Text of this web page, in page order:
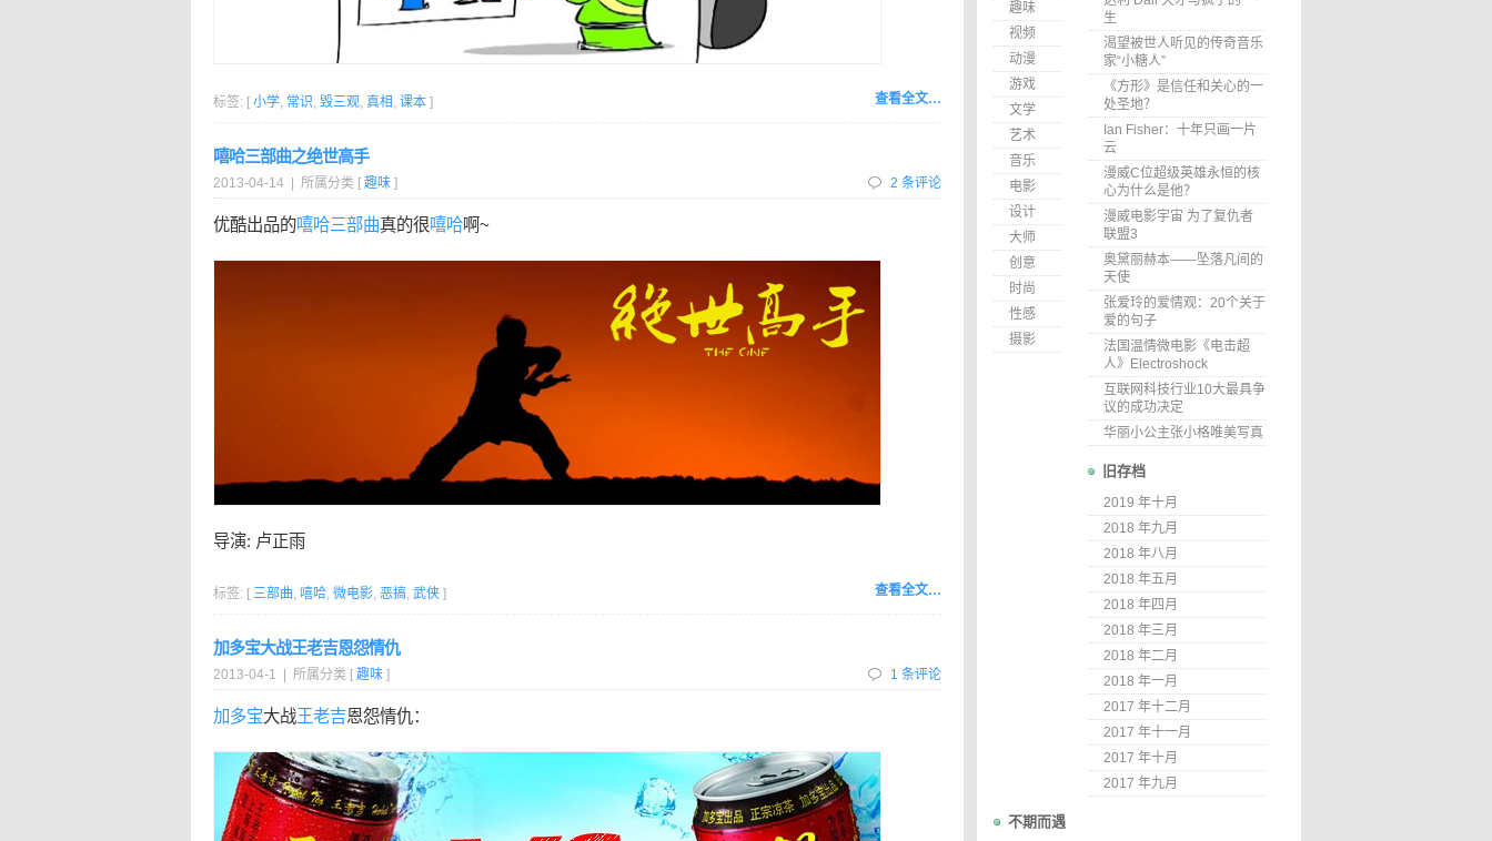
查看全文…
标签: [ 小学, 常识, 毁三观, 真相, 课本 ]
嘻哈三部曲之绝世高手
2013-04-14 | 所属分类 [ 趣味 ] 2 条评论
优酷出品的嘻哈三部曲真的很嘻哈啊~
导演: 卢正雨
查看全文…
标签: [ 三部曲, 嘻哈, 微电影, 恶搞, 武侠 ]
加多宝大战王老吉恩怨情仇
2013-04-1 | 所属分类 [ 趣味 ] 1 条评论
加多宝大战王老吉恩怨情仇：
趣味
视频
动漫
游戏
文学
艺术
音乐
电影
设计
大师
创意
时尚
性感
摄影
生
渴望被世人听见的传奇音乐
家“小糖人”
《方形》是信任和关心的一
处圣地？
Ian Fisher：十年只画一片
云
漫威C位超级英雄永恒的核
心为什么是他？
漫威电影宇宙 为了复仇者
联盟3
奥黛丽赫本——坠落凡间的
天使
张爱玲的爱情观：20个关于
爱的句子
法国温情微电影《电击超
人》Electroshock
互联网科技行业10大最具争
议的成功决定
华丽小公主张小格唯美写真
旧存档
2019 年十月
2018 年九月
2018 年八月
2018 年五月
2018 年四月
2018 年三月
2018 年二月
2018 年一月
2017 年十二月
2017 年十一月
2017 年十月
2017 年九月
不期而遇